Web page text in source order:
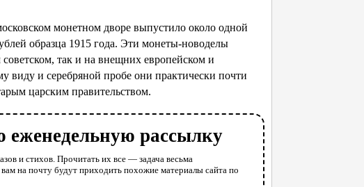
монетном дворе выпустило около одной
образца 1915 года. Эти монеты-новоделы
так и на внещних европейском и
и серебряной пробе они практически почти
царским правительством.
еженедельную рассылку
и стихов. Прочитать их все — задача весьма
на почту будут приходить похожие материалы сайта по